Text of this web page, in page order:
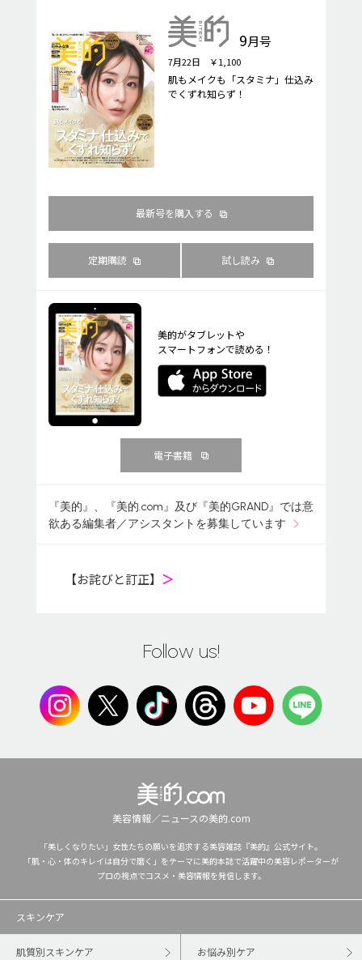
9月号
7月22日 ￥1,100
肌もメイクも「スタミナ」仕込み
でくずれ知らず！
最新号を購入する
定期購読 試し読み
美的がタブレットや
スマートフォンで読める！
電子書籍
『美的』、『美的.com』及び『美的GRAND』では意
欲ある編集者／アシスタントを募集しています
【お詫びと訂正】 ＞
Follow us!
美容情報／ニュースの美的.com
「美しくなりたい」女性たちの願いを追求する美容雑誌『美的』公式サイト。
「肌・心・体のキレイは自分で磨く」をテーマに美的本誌で活躍中の美容レポーターが
プロの視点でコスメ・美容情報を発信します。
スキンケア
肌質別スキンケア お悩み別ケア